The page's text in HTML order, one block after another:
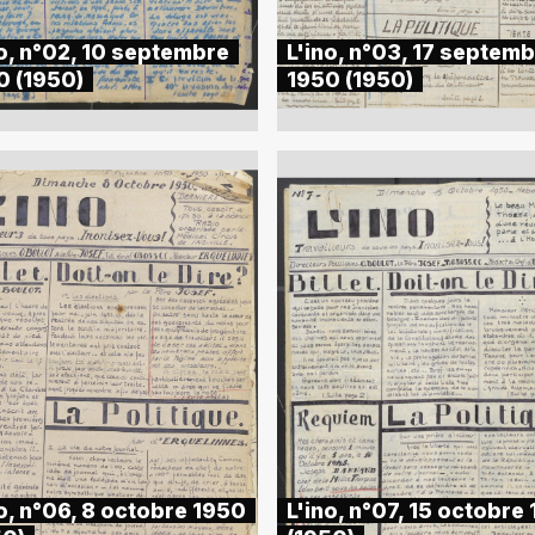
n°02, 10 septembre
(1950)
L'ino, n°03, 17
1950 (1950)
n°06, 8 octobre 1950
L'ino, n°07, 15 octobre